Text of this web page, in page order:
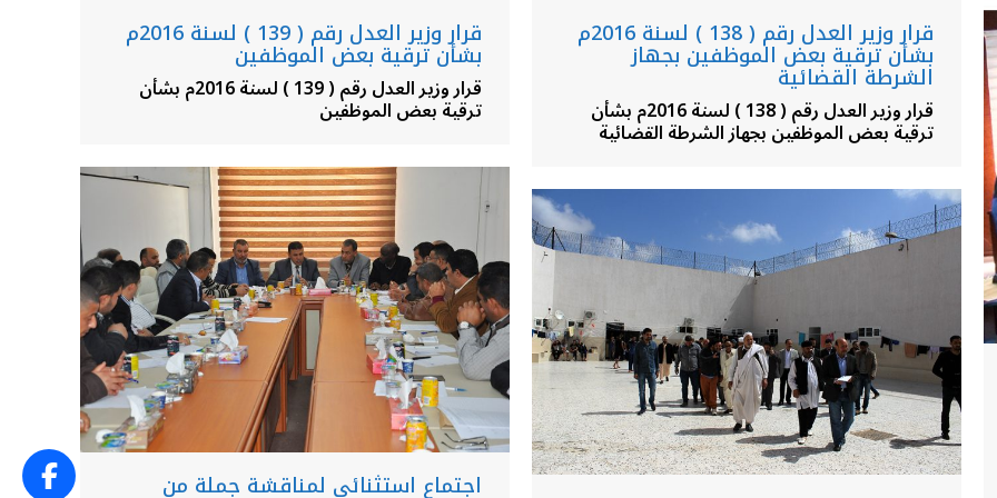
قرار وزير العدل رقم ( 139 ) لسنة 2016م
بشأن ترقية بعض الموظفين
قرار وزير العدل رقم ( 139 ) لسنة 2016م بشأن
ترقية بعض الموظفين
قرار وزير العدل رقم ( 138 ) لسنة 2016م
بشأن ترقية بعض الموظفين بجهاز
الشرطة القضائية
قرار وزير العدل رقم ( 138 ) لسنة 2016م بشأن
ترقية بعض الموظفين بجهاز الشرطة القضائية
اجتماع استثنائي لمناقشة جملة من